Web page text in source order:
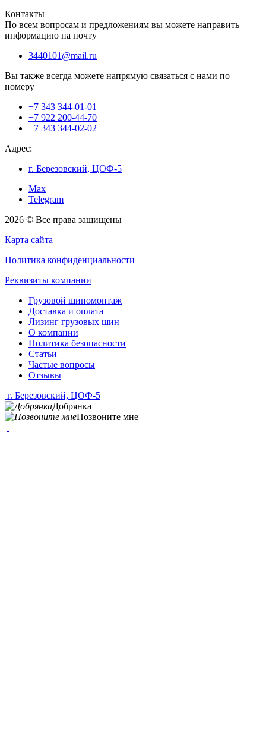
Контакты
По всем вопросам и предложениям вы можете направить
информацию на почту
3440101@mail.ru
Вы также всегда можете напрямую связаться с нами по
номеру
+7 343 344-01-01
+7 922 200-44-70
+7 343 344-02-02
Адрес:
г. Березовский, ЦОФ-5
Max
Telegram
2026 © Все права защищены
Карта сайта
Политика конфиденциальности
Реквизиты компании
Грузовой шиномонтаж
Доставка и оплата
Лизинг грузовых шин
О компании
Политика безопасности
Статьи
Частые вопросы
Отзывы
г. Березовский, ЦОФ-5
Добрянка
Позвоните мне